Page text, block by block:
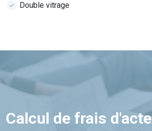
Double vitrage
Calcul de frais d'acte